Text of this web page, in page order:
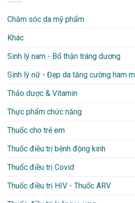
Chăm sóc da mỹ phẩm
Khác
Sinh lý nam - Bổ thận tráng dương
Sinh lý nữ - Đẹp da tăng cường ham
Thảo dược & Vitamin
Thực phẩm chức năng
Thuốc cho trẻ em
Thuốc điều trị bệnh động kinh
Thuốc điều trị Covid
Thuốc điều trị HIV - Thuốc ARV